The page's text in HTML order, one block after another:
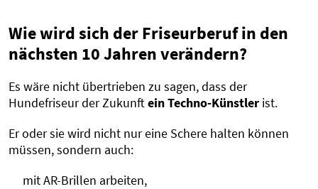
Wie wird sich der Friseurberuf in den
nächsten 10 Jahren verändern?
Es wäre nicht übertrieben zu sagen, dass der
Hundefriseur der Zukunftein Techno-Künstler ist.
Er oder sie wird nicht nur eine Schere halten können
müssen, sondern auch:
mit AR-Brillen arbeiten,